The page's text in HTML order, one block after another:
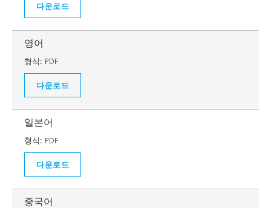
다운로드
영어
형식: PDF
다운로드
일본어
형식: PDF
다운로드
중국어